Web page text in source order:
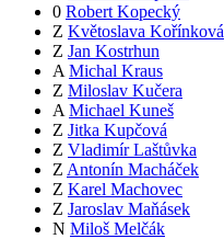
0 Robert Kopecký
Z Květoslava Kořínková
Z Jan Kostrhun
A Michal Kraus
Z Miloslav Kučera
A Michael Kuneš
Z Jitka Kupčová
Z Vladimír Laštůvka
Z Antonín Macháček
Z Karel Machovec
Z Jaroslav Maňásek
N Miloš Melčák